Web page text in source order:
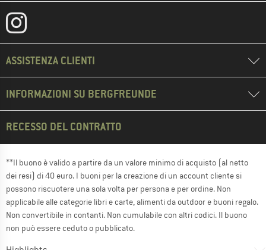
ASSISTENZA CLIENTI
INFORMAZIONI SU BERGFREUNDE
RECESSO DEL CONTRATTO
**Il buono è valido a partire da un valore minimo di acquisto (al netto
dei resi) di 40 euro. I buoni per la creazione di un account cliente si
possono riscuotere una sola volta per persona e per ordine. Non
applicabile alle categorie libri e carte, alimenti da outdoor e buoni regalo.
Non convertibile in contanti. Non cumulabile con altri codici. Il buono
non può essere ceduto o pubblicato.